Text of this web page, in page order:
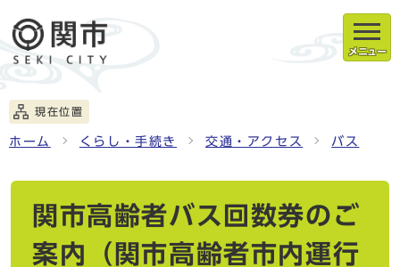
メニュー
現在位置
ホーム くらし・手続き 交通・アクセス バス
関市高齢者バス回数券のご
案内（関市高齢者市内運行